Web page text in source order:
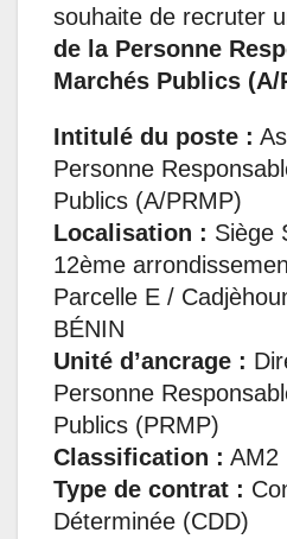
souhaite de recruter
de la Personne
Marchés Publics (A/
Intitulé du poste :
Personne
Publics (A/PRMP)
Localisation : Siège
12ème
Parcelle E /
BÉNIN
Unité d’ancrage :
Personne
Publics (PRMP)
Classification : AM2
Type de contrat :
Déterminée (CDD)